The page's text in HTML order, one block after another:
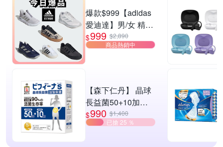
W3) (網路獨家款)
爆款$999【adidas
愛迪達】男/女 精選
運動鞋休閒鞋 任選
均一價
$999 $2,890
商品熱銷中
【森下仁丹】 晶球
長益菌50+10加強
保健(30包/盒)
$990 $1,400
已搶 25 ％